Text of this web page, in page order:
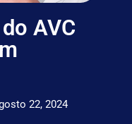
AVC
22, 2024